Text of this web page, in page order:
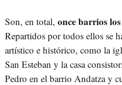
Son, en total, once barrios
Repartidos por todos ellos se
artístico e histórico, como la
San Esteban y la casa
Pedro en el barrio Andatza y